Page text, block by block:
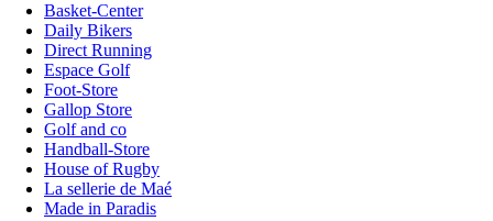
Basket-Center
Daily Bikers
Direct Running
Espace Golf
Foot-Store
Gallop Store
Golf and co
Handball-Store
House of Rugby
La sellerie de Maé
Made in Paradis